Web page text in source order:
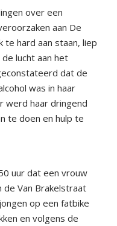
over een
aan De
te hard aan staan, liep
lucht aan het
dat de
was in haar
werd haar dringend
te doen en hulp te
uur dat een vrouw
Van Brakelstraat
op een fatbike
en volgens de